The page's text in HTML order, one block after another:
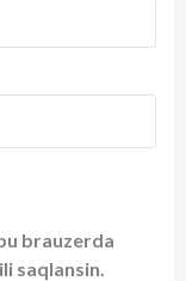
brauzerda
saqlansin.